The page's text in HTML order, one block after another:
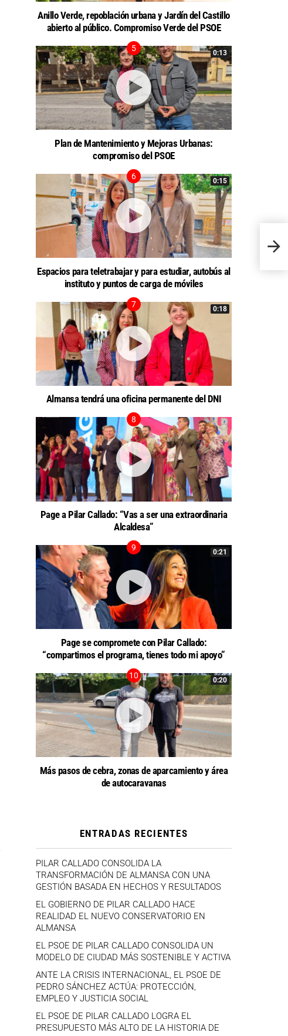
Un
Anillo Verde, repoblación urbana y Jardín del Castillo
abierto al público. Compromiso Verde del PSOE
0:13
Plan de Mantenimiento y Mejoras Urbanas:
compromiso del PSOE
0:15
Espacios para teletrabajar y para estudiar, autobús al
instituto y puntos de carga de móviles
0:18
Almansa tendrá una oficina permanente del DNI
Page a Pilar Callado: “Vas a ser una extraordinaria
Alcaldesa”
0:21
Page se compromete con Pilar Callado:
“compartimos el programa, tienes todo mi apoyo”
0:20
Más pasos de cebra, zonas de aparcamiento y área
de autocaravanas
ENTRADAS RECIENTES
PILAR CALLADO CONSOLIDA LA
TRANSFORMACIÓN DE ALMANSA CON UNA
GESTIÓN BASADA EN HECHOS Y RESULTADOS
EL GOBIERNO DE PILAR CALLADO HACE
REALIDAD EL NUEVO CONSERVATORIO EN
ALMANSA
EL PSOE DE PILAR CALLADO CONSOLIDA UN
MODELO DE CIUDAD MÁS SOSTENIBLE Y ACTIVA
ANTE LA CRISIS INTERNACIONAL, EL PSOE DE
PEDRO SÁNCHEZ ACTÚA: PROTECCIÓN,
EMPLEO Y JUSTICIA SOCIAL
EL PSOE DE PILAR CALLADO LOGRA EL
PRESUPUESTO MÁS ALTO DE LA HISTORIA DE